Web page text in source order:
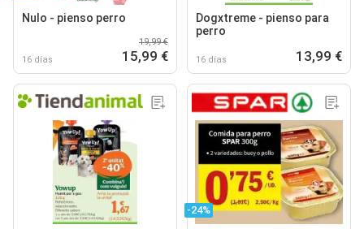
Nulo - pienso perro
16 días
19,99 €
15,99 €
Dogxtreme - pienso para
perro
16 días 13,99 €
-24%